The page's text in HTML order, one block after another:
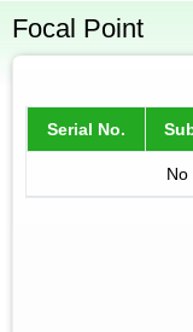
Focal Point
Serial No.
No